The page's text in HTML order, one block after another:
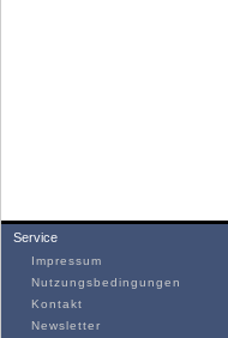
Service
Impressum
Nutzungsbedingungen
Kontakt
Newsletter